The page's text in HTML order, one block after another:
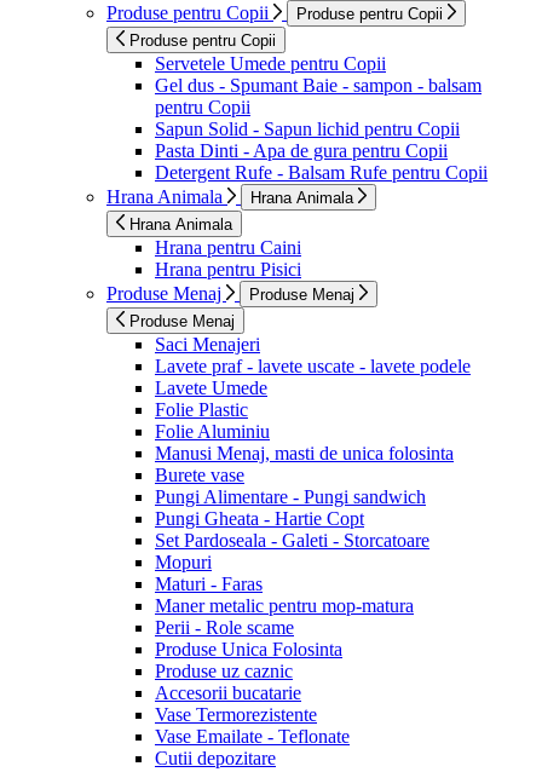
Produse pentru Copii
Produse pentru Copii
Produse pentru Copii
Servetele Umede pentru Copii
Gel dus - Spumant Baie - sampon - balsam
pentru Copii
Sapun Solid - Sapun lichid pentru Copii
Pasta Dinti - Apa de gura pentru Copii
Detergent Rufe - Balsam Rufe pentru Copii
Hrana Animala
Hrana Animala
Hrana Animala
Hrana pentru Caini
Hrana pentru Pisici
Produse Menaj
Produse Menaj
Produse Menaj
Saci Menajeri
Lavete praf - lavete uscate - lavete podele
Lavete Umede
Folie Plastic
Folie Aluminiu
Manusi Menaj, masti de unica folosinta
Burete vase
Pungi Alimentare - Pungi sandwich
Pungi Gheata - Hartie Copt
Set Pardoseala - Galeti - Storcatoare
Mopuri
Maturi - Faras
Maner metalic pentru mop-matura
Perii - Role scame
Produse Unica Folosinta
Produse uz caznic
Accesorii bucatarie
Vase Termorezistente
Vase Emailate - Teflonate
Cutii depozitare